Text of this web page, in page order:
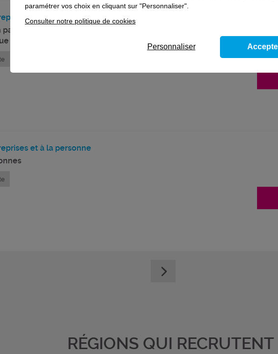
et à la personne
dans ses activités essentielles et entretenir son
son linge
et à la personne
RÉGIONS QUI RECRUTENT
paramétrer vos choix en cliquant sur "Personnaliser".
Consulter notre politique de cookies
Personnaliser